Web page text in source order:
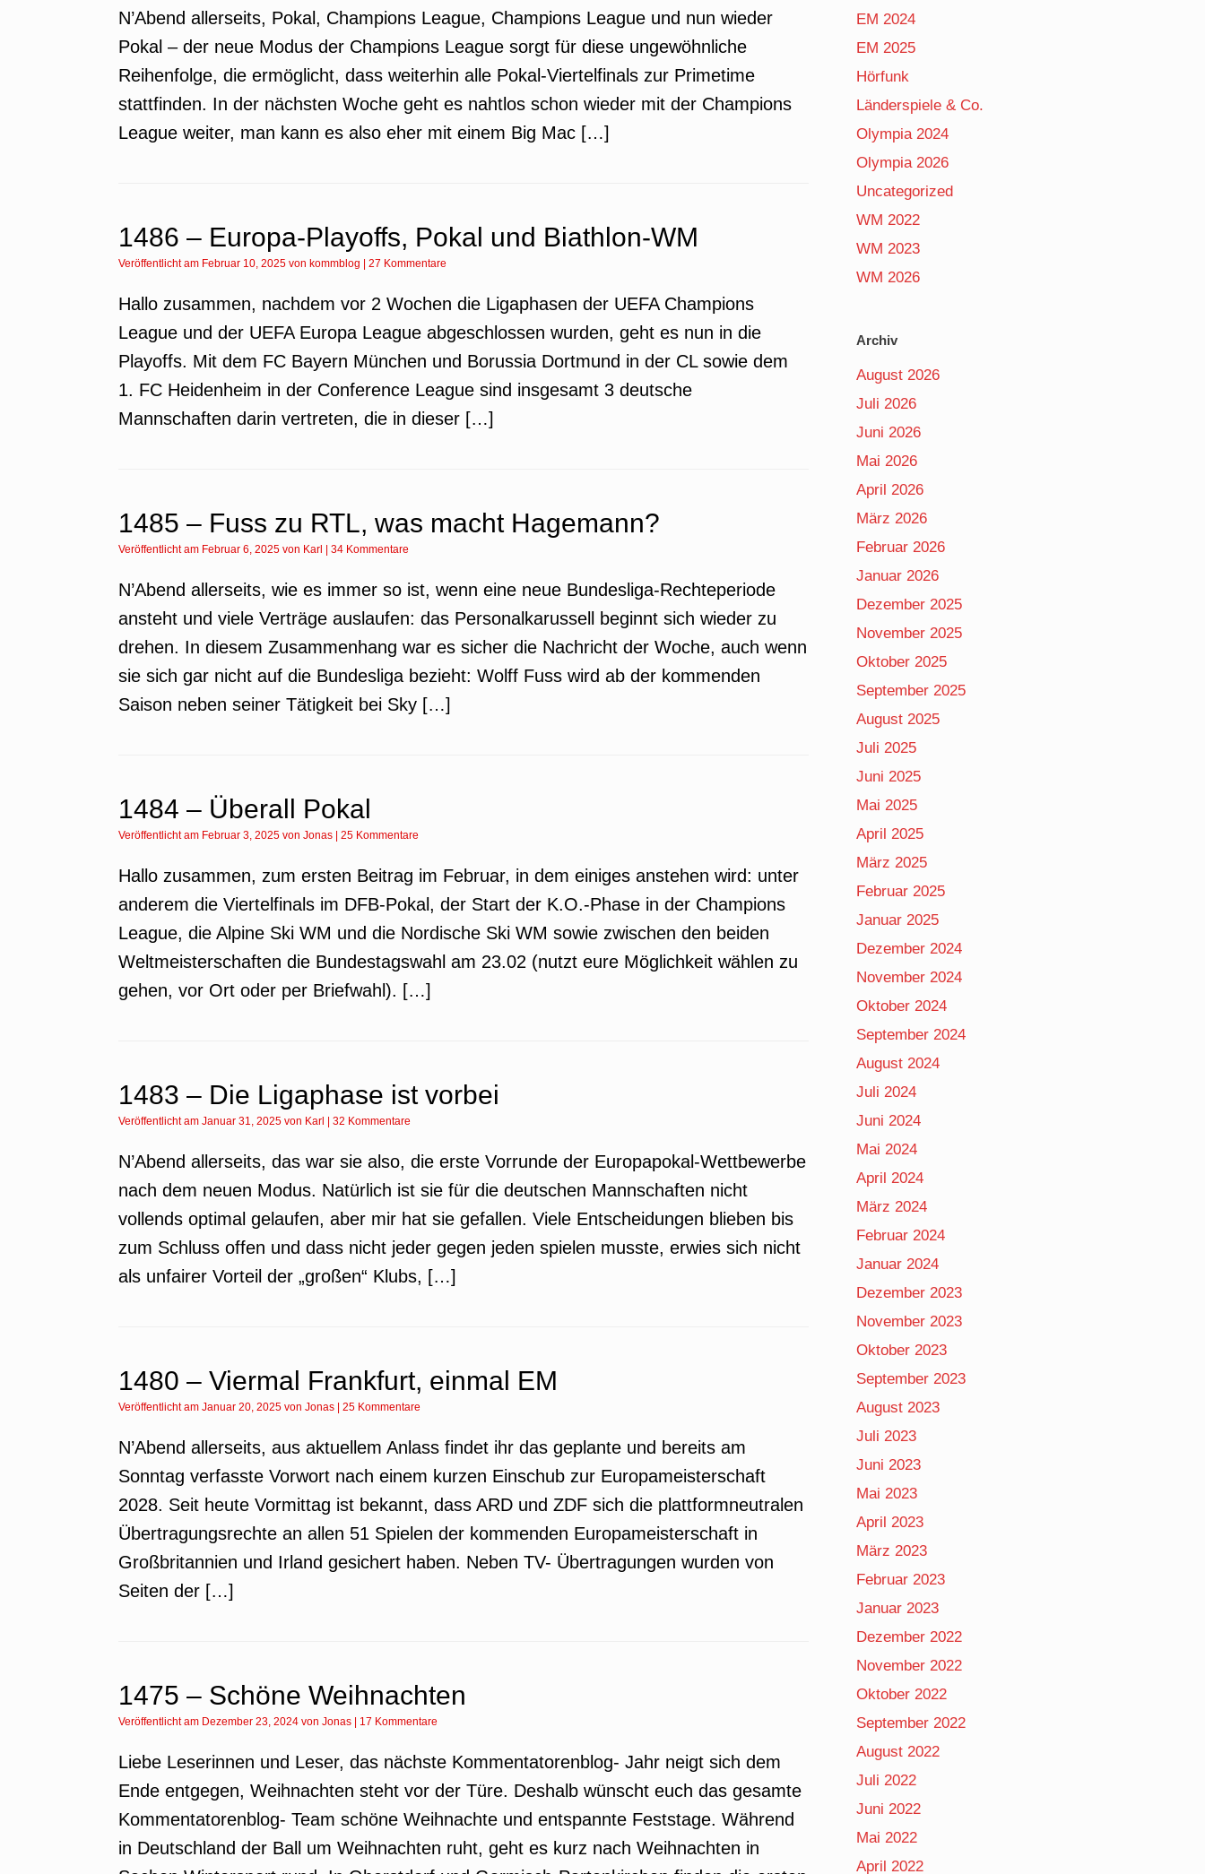
N’Abend allerseits, Pokal, Champions League, Champions League und nun wieder
Pokal – der neue Modus der Champions League sorgt für diese ungewöhnliche
Reihenfolge, die ermöglicht, dass weiterhin alle Pokal-Viertelfinals zur Primetime
stattfinden. In der nächsten Woche geht es nahtlos schon wieder mit der Champions
League weiter, man kann es also eher mit einem Big Mac […]
1486 – Europa-Playoffs, Pokal und Biathlon-WM
Veröffentlicht am Februar 10, 2025 von kommblog 27 Kommentare
Hallo zusammen, nachdem vor 2 Wochen die Ligaphasen der UEFA Champions
League und der UEFA Europa League abgeschlossen wurden, geht es nun in die
Playoffs. Mit dem FC Bayern München und Borussia Dortmund in der CL sowie dem
1. FC Heidenheim in der Conference League sind insgesamt 3 deutsche
Mannschaften darin vertreten, die in dieser […]
1485 – Fuss zu RTL, was macht Hagemann?
Veröffentlicht am Februar 6, 2025 von Karl 34 Kommentare
N’Abend allerseits, wie es immer so ist, wenn eine neue Bundesliga-Rechteperiode
ansteht und viele Verträge auslaufen: das Personalkarussell beginnt sich wieder zu
drehen. In diesem Zusammenhang war es sicher die Nachricht der Woche, auch wenn
sie sich gar nicht auf die Bundesliga bezieht: Wolff Fuss wird ab der kommenden
Saison neben seiner Tätigkeit bei Sky […]
1484 – Überall Pokal
Veröffentlicht am Februar 3, 2025 von Jonas 25 Kommentare
Hallo zusammen, zum ersten Beitrag im Februar, in dem einiges anstehen wird: unter
anderem die Viertelfinals im DFB-Pokal, der Start der K.O.-Phase in der Champions
League, die Alpine Ski WM und die Nordische Ski WM sowie zwischen den beiden
Weltmeisterschaften die Bundestagswahl am 23.02 (nutzt eure Möglichkeit wählen zu
gehen, vor Ort oder per Briefwahl). […]
1483 – Die Ligaphase ist vorbei
Veröffentlicht am Januar 31, 2025 von Karl 32 Kommentare
N’Abend allerseits, das war sie also, die erste Vorrunde der Europapokal-Wettbewerbe
nach dem neuen Modus. Natürlich ist sie für die deutschen Mannschaften nicht
vollends optimal gelaufen, aber mir hat sie gefallen. Viele Entscheidungen blieben bis
zum Schluss offen und dass nicht jeder gegen jeden spielen musste, erwies sich nicht
als unfairer Vorteil der „großen“ Klubs, […]
1480 – Viermal Frankfurt, einmal EM
Veröffentlicht am Januar 20, 2025 von Jonas 25 Kommentare
N’Abend allerseits, aus aktuellem Anlass findet ihr das geplante und bereits am
Sonntag verfasste Vorwort nach einem kurzen Einschub zur Europameisterschaft
2028. Seit heute Vormittag ist bekannt, dass ARD und ZDF sich die plattformneutralen
Übertragungsrechte an allen 51 Spielen der kommenden Europameisterschaft in
Großbritannien und Irland gesichert haben. Neben TV- Übertragungen wurden von
Seiten der […]
1475 – Schöne Weihnachten
Veröffentlicht am Dezember 23, 2024 von Jonas 17 Kommentare
Liebe Leserinnen und Leser, das nächste Kommentatorenblog- Jahr neigt sich dem
Ende entgegen, Weihnachten steht vor der Türe. Deshalb wünscht euch das gesamte
Kommentatorenblog- Team schöne Weihnachte und entspannte Feststage. Während
in Deutschland der Ball um Weihnachten ruht, geht es kurz nach Weihnachten in
EM 2024
EM 2025
Hörfunk
Länderspiele & Co.
Olympia 2024
Olympia 2026
Uncategorized
WM 2022
WM 2023
WM 2026
Archiv
August 2026
Juli 2026
Juni 2026
Mai 2026
April 2026
März 2026
Februar 2026
Januar 2026
Dezember 2025
November 2025
Oktober 2025
September 2025
August 2025
Juli 2025
Juni 2025
Mai 2025
April 2025
März 2025
Februar 2025
Januar 2025
Dezember 2024
November 2024
Oktober 2024
September 2024
August 2024
Juli 2024
Juni 2024
Mai 2024
April 2024
März 2024
Februar 2024
Januar 2024
Dezember 2023
November 2023
Oktober 2023
September 2023
August 2023
Juli 2023
Juni 2023
Mai 2023
April 2023
März 2023
Februar 2023
Januar 2023
Dezember 2022
November 2022
Oktober 2022
September 2022
August 2022
Juli 2022
Juni 2022
Mai 2022
April 2022